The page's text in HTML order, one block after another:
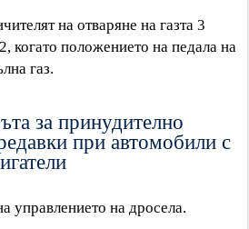
на отваряне на газта 3
когато положението на педала на
газ.
за принудително
при автомобили с
управлението на дросела.